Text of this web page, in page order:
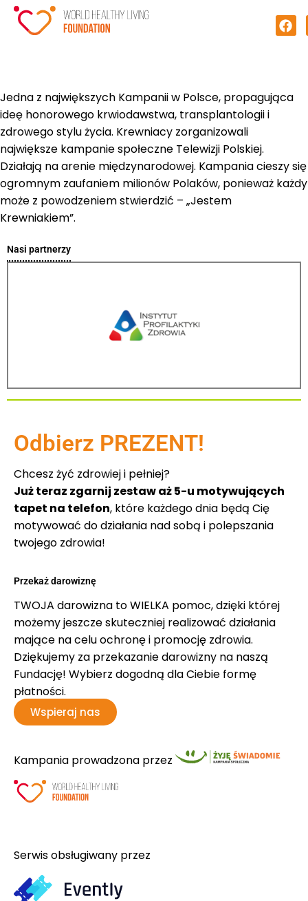
Jedna z największych Kampanii w Polsce, propagująca
ideę honorowego krwiodawstwa, transplantologii i
zdrowego stylu życia. Krewniacy zorganizowali
największe kampanie społeczne Telewizji Polskiej.
Działają na arenie międzynarodowej. Kampania cieszy się
ogromnym zaufaniem milionów Polaków, ponieważ każdy
może z powodzeniem stwierdzić – „Jestem
Krewniakiem”.
Nasi partnerzy
Odbierz PREZENT!
Chcesz żyć zdrowiej i pełniej?
Już teraz zgarnij zestaw aż 5-u motywujących
tapet na telefon, które każdego dnia będą Cię
motywować do działania nad sobą i polepszania
twojego zdrowia!
Przekaż darowiznę
TWOJA darowizna to WIELKA pomoc, dzięki której
możemy jeszcze skuteczniej realizować działania
mające na celu ochronę i promocję zdrowia.
Dziękujemy za przekazanie darowizny na naszą
Fundację! Wybierz dogodną dla Ciebie formę
płatności.
Wspieraj nas
Kampania prowadzona przez
Serwis obsługiwany przez